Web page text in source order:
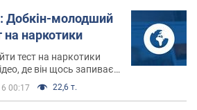
Добкін-молодший
на наркотики
тест на наркотики
де він щось запиває,
дивно поводиться
00:17 22,6 т.